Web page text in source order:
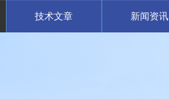
技术文章 新闻资讯